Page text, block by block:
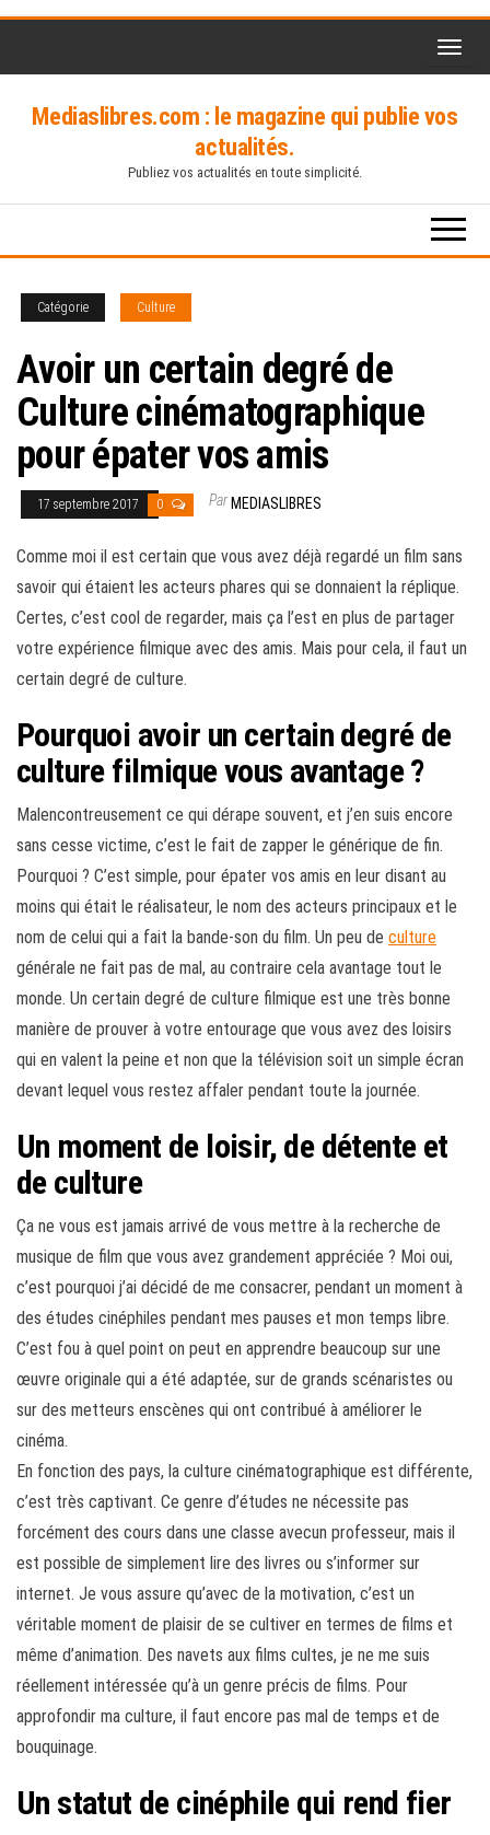
contentMediaslibres.com : le magazine qui publie vos
actualités.
Publiez vos actualités en toute simplicité.
Catégorie Culture
Avoir un certain degré de
Culture cinématographique
pour épater vos amis
17 septembre 2017 0 Par MEDIASLIBRES
Comme moi il est certain que vous avez déjà regardé un film sans
savoir qui étaient les acteurs phares qui se donnaient la réplique.
Certes, c’est cool de regarder, mais ça l’est en plus de partager
votre expérience filmique avec des amis. Mais pour cela, il faut un
certain degré de culture.
Pourquoi avoir un certain degré de
culture filmique vous avantage ?
Malencontreusement ce qui dérape souvent, et j’en suis encore
sans cesse victime, c’est le fait de zapper le générique de fin.
Pourquoi ? C’est simple, pour épater vos amis en leur disant au
moins qui était le réalisateur, le nom des acteurs principaux et le
nom de celui qui a fait la bande-son du film. Un peu de culture
générale ne fait pas de mal, au contraire cela avantage tout le
monde. Un certain degré de culture filmique est une très bonne
manière de prouver à votre entourage que vous avez des loisirs
qui en valent la peine et non que la télévision soit un simple écran
devant lequel vous restez affaler pendant toute la journée.
Un moment de loisir, de détente et
de culture
Ça ne vous est jamais arrivé de vous mettre à la recherche de
musique de film que vous avez grandement appréciée ? Moi oui,
c’est pourquoi j’ai décidé de me consacrer, pendant un moment à
des études cinéphiles pendant mes pauses et mon temps libre.
C’est fou à quel point on peut en apprendre beaucoup sur une
œuvre originale qui a été adaptée, sur de grands scénaristes ou
sur des metteurs enscènes qui ont contribué à améliorer le
cinéma.
En fonction des pays, la culture cinématographique est différente,
c’est très captivant. Ce genre d’études ne nécessite pas
forcément des cours dans une classe avecun professeur, mais il
est possible de simplement lire des livres ou s’informer sur
internet. Je vous assure qu’avec de la motivation, c’est un
véritable moment de plaisir de se cultiver en termes de films et
même d’animation. Des navets aux films cultes, je ne me suis
réellement intéressée qu’à un genre précis de films. Pour
approfondir ma culture, il faut encore pas mal de temps et de
bouquinage.
Un statut de cinéphile qui rend fier